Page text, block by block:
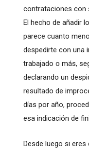
contrataciones con
El hecho de añadir
parece cuanto
despedirte con una
trabajado o más,
declarando un
resultado de
días por año,
esa indicación de
Desde luego si